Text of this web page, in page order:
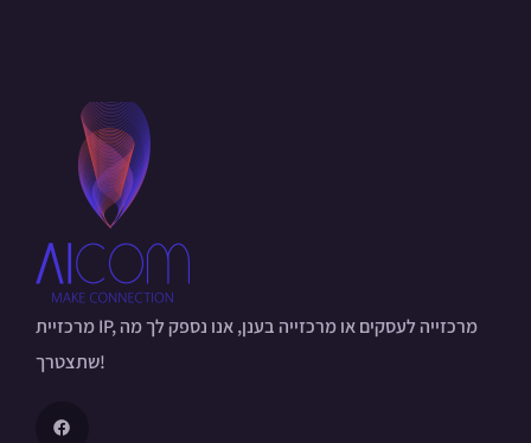
מרכזיית IP, מרכזייה לעסקים או מרכזייה בענן, אנו נספק לך מה
שתצטרך!